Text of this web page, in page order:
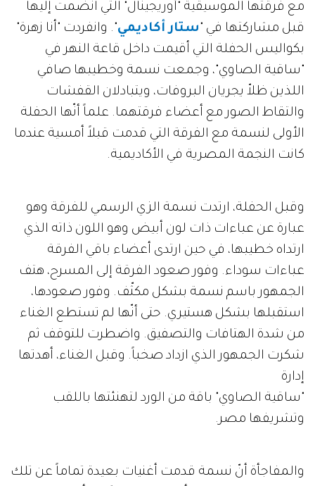
مع فرقتها الموسيقية "أوريجينال" التي انضمت إليها
قبل مشاركتها في " ستار أكاديمي". وانفردت "أنا زهرة"
بكواليس الحفلة التي أقيمت داخل قاعة النهر في
"ساقية الصاوي"، وجمعت نسمة وخطيبها صافي
اللذين ظلاّ يجريان البروفات، ويتبادلان القفشات
والتقاط الصور مع أعضاء فرقتهما. علماً أنّها الحفلة
الأولى لنسمة مع الفرقة التي قدمت قبلاً أمسية عندما
كانت النجمة المصرية في الأكاديمية.
وقبل الحفلة، ارتدت نسمة الزي الرسمي للفرقة وهو
عبارة عن عباءات ذات لون أبيض وهو اللون ذاته الذي
ارتداه خطيبها، في حين ارتدى أعضاء باقي الفرقة
عباءات سوداء. وفور صعود الفرقة إلى المسرح، هتف
الجمهور باسم نسمة بشكل مكثّف. وفور صعودها،
استقبلها بشكل هستيري. حتى أنّها لم تستطع الغناء
من شدة الهتافات والتصفيق. واضطرت للتوقف ثم
شكرت الجمهور الذي ازداد صخباً. وقبل الغناء، أهدتها
إدارة
"ساقية الصاوي" باقة من الورد لتهنئتها باللقب
وتشريفها مصر.
والمفاجأة أنّ نسمة قدمت أغنيات بعيدة تماماً عن تلك